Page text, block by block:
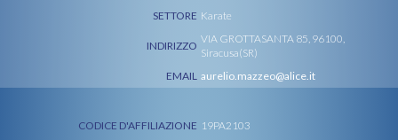
SETTORE Karate
INDIRIZZO
VIA GROTTASANTA 85, 96100,
Siracusa(SR)
EMAIL aurelio.mazzeo@alice.it
CODICE D'AFFILIAZIONE 19PA2103